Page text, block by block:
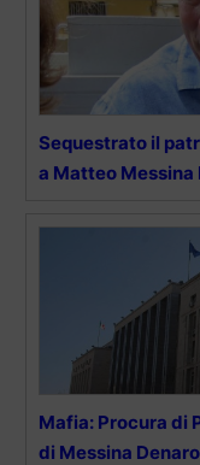
Sequestrato il
a Matteo Messina
Mafia: Procura di
di Messina Denaro